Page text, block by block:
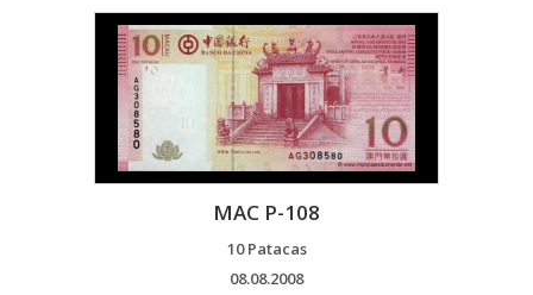
MAC P-108
10 Patacas
08.08.2008